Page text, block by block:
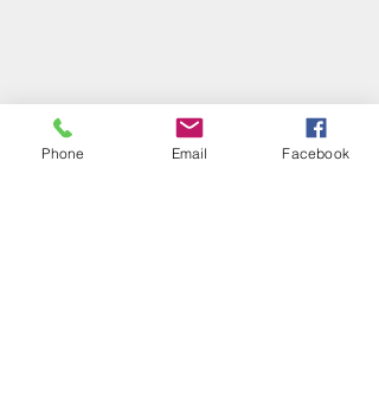
¿Necesitas equipar tu
ferretería?
Phone Email Facebook